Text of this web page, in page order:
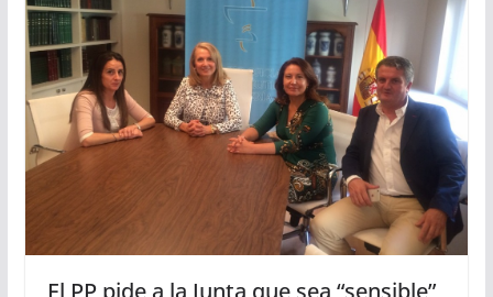
El PP pide a la Junta que sea “sensible”